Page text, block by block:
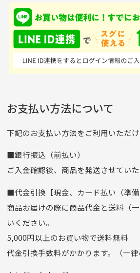
て、ここまでゴルフブラ
ンドの取り扱いがあるの
はすごい。 毎日たくさ
んの商品がアップされて
いるので新作チェックす
品で
てお
いる
た 「
れあ
[…]
入金確認後商品発送となります
※土曜、日曜、祝日は入金確認及び発
せん。
尚、お振込み手数料はお客様ご負担と
商品発送となります。
ご注文頂いてから7日以内をお
りますのでご了承くださいませ。
支店名
和歌山支店
口座種別
普通
口座番号
0255557
口座名義
株式会社一条
ゆうちょ銀行
ゆうちょ間
記号
14710
申し込まれた商品と届いた商品が
商品説明に記載されていない汚れ
の場合
お支払い方法について
下記のお支払い方法をご利用いただけ
■銀行振込（前払い）
ご入金確認後、商品を発送させていた
■代金引換【現金、カード払い（準備
商品お届けの際に商品代金と送料（
いください。
5,000円以上のお買い物で送料無料
代金引換手数料がかかります。（一律